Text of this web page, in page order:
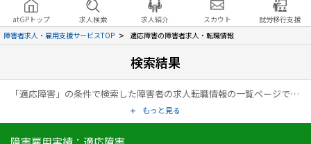
atGPトップ 求人検索 求人紹介 スカウト
就労移行支援
障害者求人・雇用支援サービスTOP
適応障害の障害者求人・転職情報
検索結果
「適応障害」の条件で検索した障害者の求人転職情報の一覧ページです。アットジーピー（atGP）は、障害者の求人情報・障害者専門の転職支援サービス（エージェント）・就労移行支援事業所など、雇用に関する様々なサービスを展開している障害者の「働く」をトータルでサポートするサービスです。
もっと見る
障害者雇用のアットジーピー
サービスラインナップ
障害者専門の就転職支援サービス
ログイン 会員登録 無料